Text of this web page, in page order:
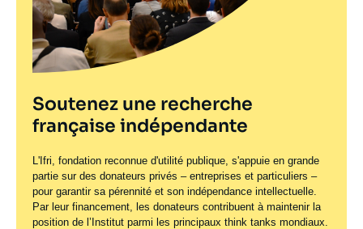
Sur invitation
Déjeuner-débat avec Emmanuelle
Wargon, Présidente de la
Commission de régulation de
Petit-déjeuner/déjeuner/dîner-débat
Soutenez une recherche
française indépendante
L'Ifri, fondation reconnue d'utilité publique, s'appuie en grande
partie sur des donateurs privés – entreprises et particuliers –
pour garantir sa pérennité et son indépendance intellectuelle.
Par leur financement, les donateurs contribuent à maintenir la
position de l’Institut parmi les principaux think tanks mondiaux.